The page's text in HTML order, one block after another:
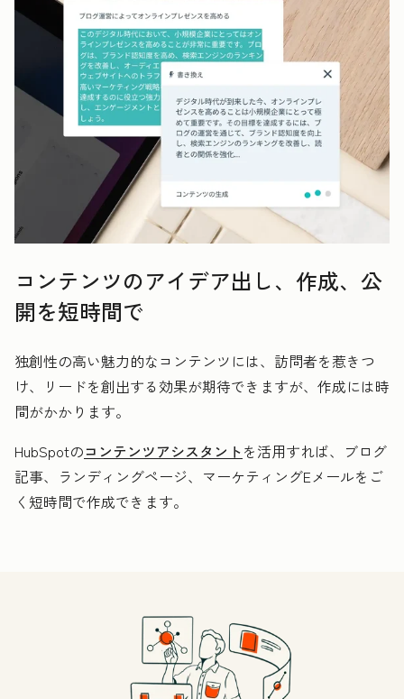
コンテンツのアイデア出し、作成、公
開を短時間で
独創性の高い魅力的なコンテンツには、訪問者を惹きつ
け、リードを創出する効果が期待できますが、作成には時
間がかかります。
HubSpotのコンテンツアシスタントを活用すれば、ブログ
記事、ランディングページ、マーケティングEメールをご
く短時間で作成できます。